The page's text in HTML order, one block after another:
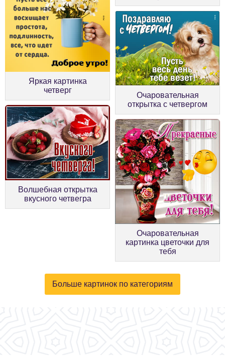
Яркая картинка
четверг
Очаровательная
открытка с четвергом
Волшебная открытка
вкусного четвегра
Очаровательная
картинка цветочки для
тебя
Больше картинок по категориям